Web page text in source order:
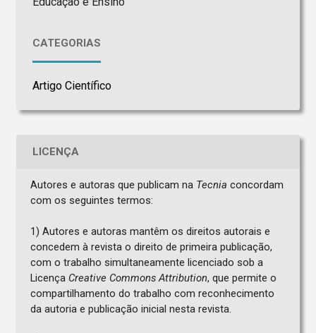
CATEGORIAS
Artigo Científico
LICENÇA
Autores e autoras que publicam na Tecnia concordam
com os seguintes termos:
1) Autores e autoras mantêm os direitos autorais e
concedem à revista o direito de primeira publicação,
com o trabalho simultaneamente licenciado sob a
Licença Creative Commons Attribution, que permite o
compartilhamento do trabalho com reconhecimento
da autoria e publicação inicial nesta revista.